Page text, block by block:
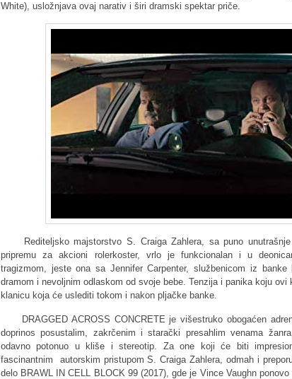
White), usložnjava ovaj narativ i širi dramski spektar priče.
Rediteljsko majstorstvo S. Craiga Zahlera, sa puno unutrašnje
pripremu za akcioni rolerkoster, vrlo je funkcionalan i u
tragizmom, jeste ona sa Jennifer Carpenter, službenicom iz
dramom i nevoljnim odlaskom od svoje bebe. Tenzija i panika koju
klanicu koja će uslediti tokom i nakon pljačke banke.
DRAGGED ACROSS CONCRETE je višestruko obogaćen
doprinos posustalim, zakrčenim i starački presahlim venama
odavno potonuo u kliše i stereotip. Za one koji će biti
fascinantnim autorskim pristupom S. Craiga Zahlera, odmah i
delo BRAWL IN CELL BLOCK 99 (2017), gde je Vince Vaughn